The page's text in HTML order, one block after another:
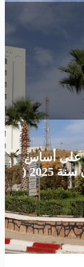
على أساس
الشهادة لرتبة أستاذ مساعد بعنوان سنة 2025 (